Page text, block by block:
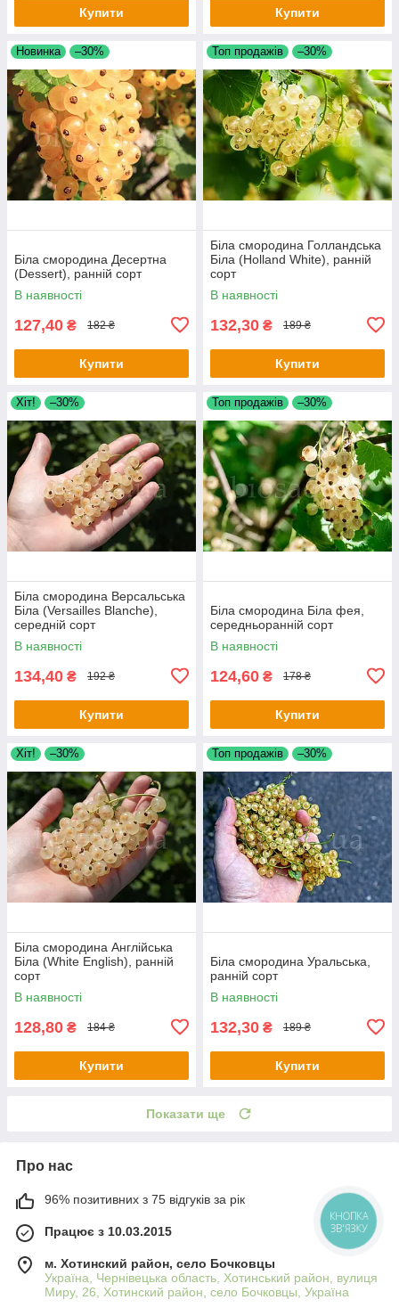
Купити Купити
Новинка –30%
Біла смородина Десертна
(Dessert), ранній сорт
В наявності
127,40 ₴ 182 ₴
Купити
Топ продажів –30%
Біла смородина Голландська
Біла (Holland White), ранній
сорт
В наявності
132,30 ₴ 189 ₴
Купити
Хіт! –30%
Біла смородина Версальська
Біла (Versailles Blanche),
середній сорт
В наявності
134,40 ₴ 192 ₴
Купити
Топ продажів –30%
Біла смородина Біла фея,
середньоранній сорт
В наявності
124,60 ₴ 178 ₴
Купити
Хіт! –30%
Біла смородина Англійська
Біла (White English), ранній
сорт
В наявності
128,80 ₴ 184 ₴
Купити
Топ продажів –30%
Біла смородина Уральська,
ранній сорт
В наявності
132,30 ₴ 189 ₴
Купити
Показати ще
Про нас
96% позитивних з 75 відгуків за рік
Працює з 10.03.2015
м. Хотинский район, село Бочковцы
Україна, Чернівецька область, Хотинський район, вулиця
Миру, 26, Хотинский район, село Бочковцы, Україна
КНОПКА
ЗВ'ЯЗКУ